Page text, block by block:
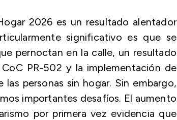
2026 es un resultado alentador
significativo es que se
pernoctan en la calle, un resultado
PR-502 y la implementación de
personas sin hogar. Sin embargo,
importantes desafíos. El aumento
por primera vez evidencia que